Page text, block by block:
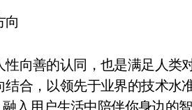
善的认同，也是满足人类对
合，以领先于业界的技术水
入用户生活中陪伴你身边的